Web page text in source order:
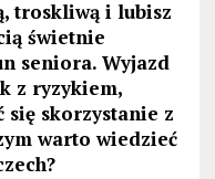
troskliwą i lubisz
świetnie
seniora. Wyjazd
z ryzykiem,
się skorzystanie z
warto wiedzieć